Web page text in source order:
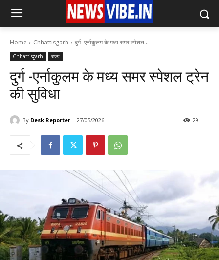
Home Chhattisgarh दुर्ग -एर्नाकुलम के मध्य समर स्पेशल...
Chhattisgarh राज्य
दुर्ग -एर्नाकुलम के मध्य समर स्पेशल ट्रेन
की सुविधा
By Desk Reporter 27/05/2026 29